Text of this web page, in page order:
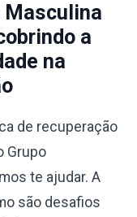
Masculina
a
na
de recuperação
Grupo
te ajudar. A
são desafios